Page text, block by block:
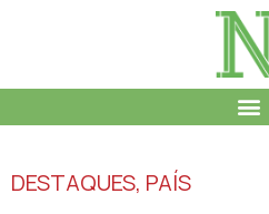
DESTAQUES, PAÍS